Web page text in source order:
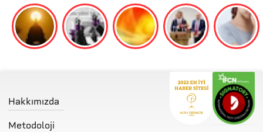
Hakkımızda
Metodoloji